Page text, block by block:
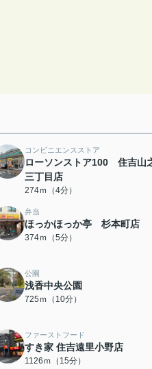
コンビニエンスストア
ローソンストア100 住吉山
三丁目店
274ｍ（4分）
弁当
ほっかほっか亭 杉本町店
374ｍ（5分）
公園
浅香中央公園
725ｍ（10分）
ファーストフード
すき家 住吉遠里小野店
1126ｍ（15分）